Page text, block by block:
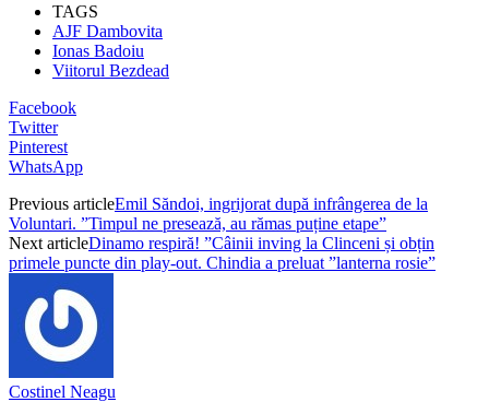
TAGS
AJF Dambovita
Ionas Badoiu
Viitorul Bezdead
Facebook
Twitter
Pinterest
WhatsApp
Previous articleEmil Săndoi, ingrijorat după infrângerea de la
Voluntari. ”Timpul ne presează, au rămas puține etape”
Next articleDinamo respiră! ”Câinii inving la Clinceni și obțin
primele puncte din play-out. Chindia a preluat ”lanterna rosie”
Costinel Neagu